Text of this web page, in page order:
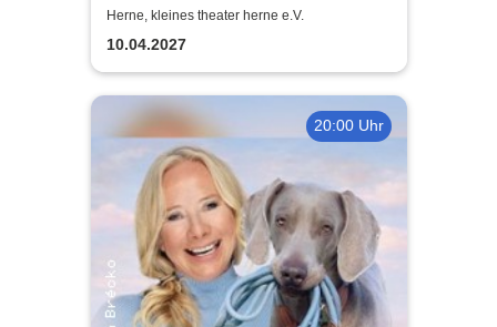
Lachkräfte-Mangel | Abhilfe
für Baustelle & Leben
Herne, kleines theater herne e.V.
10.04.2027
20:00 Uhr